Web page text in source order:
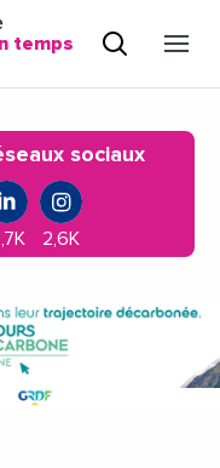
temps
sociaux
2,6K